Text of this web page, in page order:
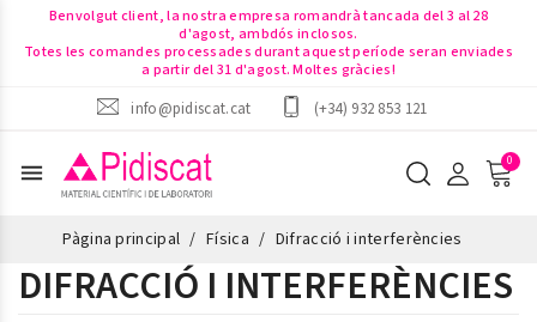
Benvolgut client, la nostra empresa romandrà tancada del 3 al 28
d'agost, ambdós inclosos.
Totes les comandes processades durant aquest període seran enviades
a partir del 31 d'agost. Moltes gràcies!
info@pidiscat.cat
(+34) 932 853 121
menu
Pàgina principal Física Difracció i interferències
DIFRACCIÓ I INTERFERÈNCIES